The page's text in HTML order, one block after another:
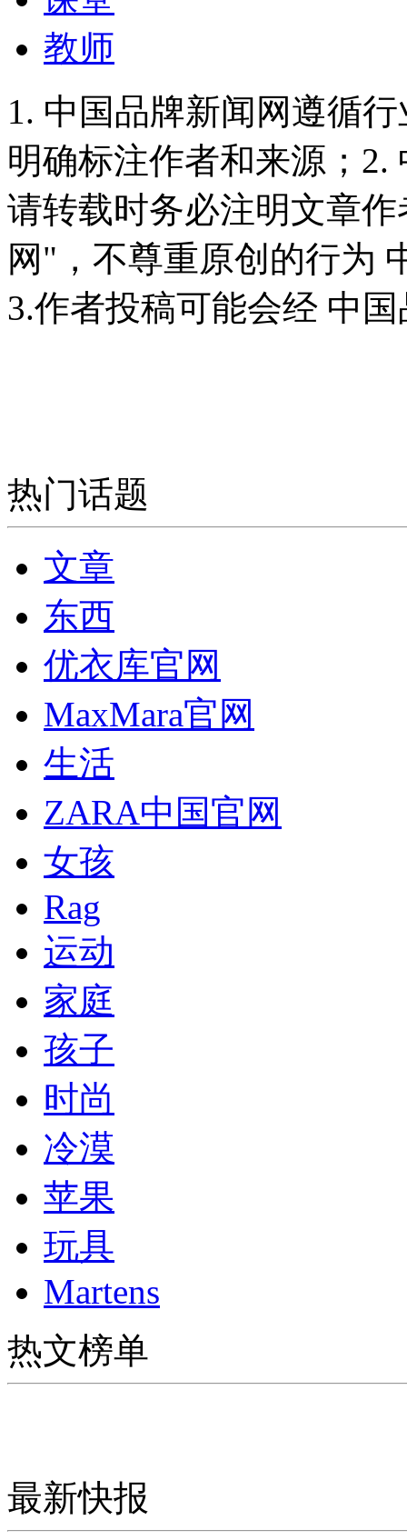
教师
1. 中国品牌新闻网遵循
明确标注作者和来源；
请转载时务必注明文章
网"，不尊重原创的行为
3.作者投稿可能会经 中
热门话题
文章
东西
优衣库官网
MaxMara官网
生活
ZARA中国官网
女孩
Rag
运动
家庭
孩子
时尚
冷漠
苹果
玩具
Martens
热文榜单
最新快报